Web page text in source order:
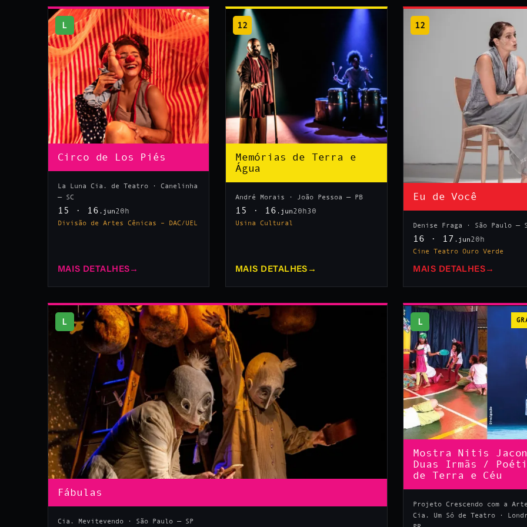
L
Circo de Los Piés
La Luna Cia. de Teatro · Canelinha
— SC
15 · 16 .jun20h
Divisão de Artes Cênicas – DAC/UEL
MAIS DETALHES →
12
Memórias de Terra e
Água
André Morais · João Pessoa — PB
15 · 16 .jun20h30
Usina Cultural
MAIS DETALHES →
12
Eu de Você
Denise Fraga · São Paulo —
16 · 17 .jun20h
Cine Teatro Ouro Verde
MAIS DETALHES →
L
Fábulas
Cia. Mevitevendo · São Paulo — SP
L
Mostra Nitis
Duas Irmãs /
de Terra e Céu
Projeto Crescendo com a
Cia. Um Só de Teatro ·